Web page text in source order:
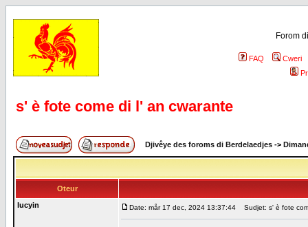
Forom
FAQ
Cweri
s' è fote come di l' an cwarante
Djivêye des foroms di Berdelaedjes ->
Oteur
lucyin
Date: mår 17 dec, 2024 13:37:44 Sudjet: s' è fote